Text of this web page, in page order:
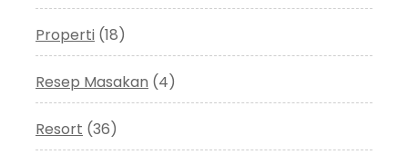
Properti (18)
Resep Masakan (4)
Resort (36)